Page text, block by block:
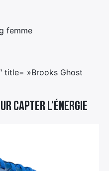
femme
title= »Brooks Ghost
capter l’énergie